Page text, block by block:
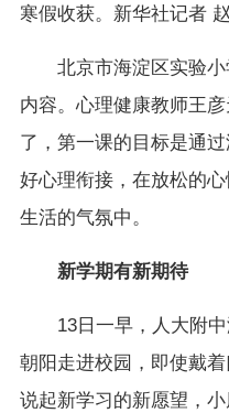
寒假收获。新华社记者
北京市海淀区实验
内容。心理健康教师王
了，第一课的目标是通
好心理衔接，在放松的
生活的气氛中。
新学期有新期待
13日一早，人大附
朝阳走进校园，即使戴
说起新学习的新愿望，